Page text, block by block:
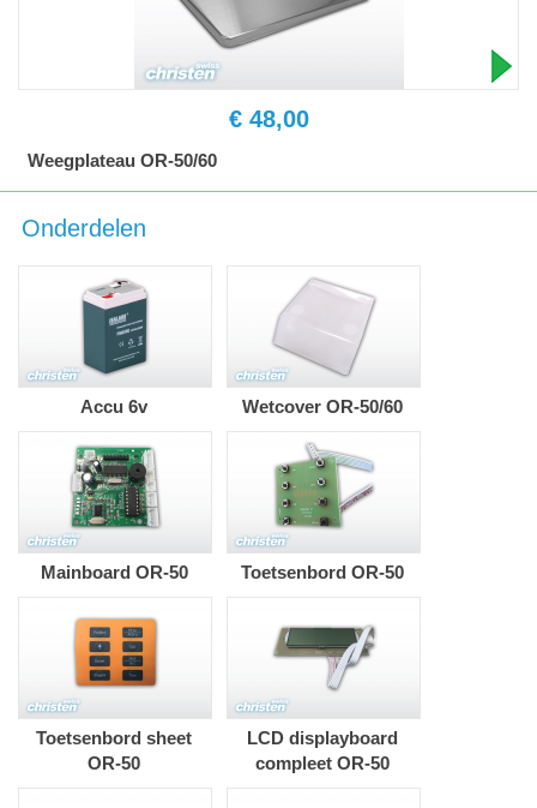
€ 48,00
Weegplateau OR-50/60
Onderdelen
Accu 6v Wetcover OR-50/60
Mainboard OR-50 Toetsenbord OR-50
Toetsenbord sheet
OR-50
LCD displayboard
compleet OR-50